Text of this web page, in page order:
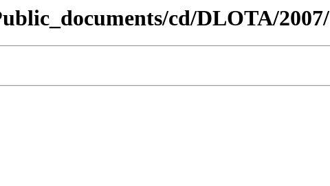
cd/DLOTA/2007/